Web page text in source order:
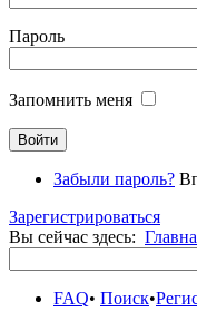
Пароль
Запомнить меня
Забыли пароль?
Зарегистрироваться
Вы сейчас здесь:
FAQ• Поиск•